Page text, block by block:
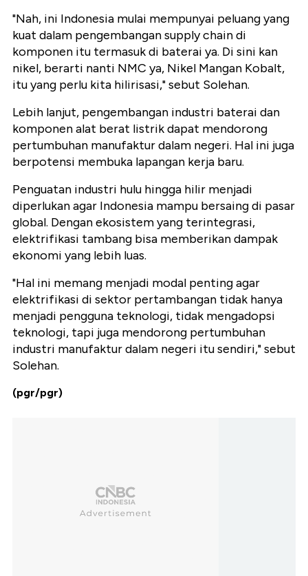
"Nah, ini Indonesia mulai mempunyai peluang yang
kuat dalam pengembangan supply chain di
komponen itu termasuk di baterai ya. Di sini kan
nikel, berarti nanti NMC ya, Nikel Mangan Kobalt,
itu yang perlu kita hilirisasi," sebut Solehan.
Lebih lanjut, pengembangan industri baterai dan
komponen alat berat listrik dapat mendorong
pertumbuhan manufaktur dalam negeri. Hal ini juga
berpotensi membuka lapangan kerja baru.
Penguatan industri hulu hingga hilir menjadi
diperlukan agar Indonesia mampu bersaing di pasar
global. Dengan ekosistem yang terintegrasi,
elektrifikasi tambang bisa memberikan dampak
ekonomi yang lebih luas.
"Hal ini memang menjadi modal penting agar
elektrifikasi di sektor pertambangan tidak hanya
menjadi pengguna teknologi, tidak mengadopsi
teknologi, tapi juga mendorong pertumbuhan
industri manufaktur dalam negeri itu sendiri," sebut
Solehan.
(pgr/pgr)